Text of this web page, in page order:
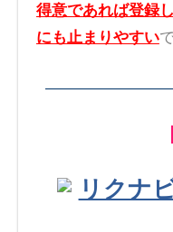
得意であれば登録
にも止まりやすい
リクナ